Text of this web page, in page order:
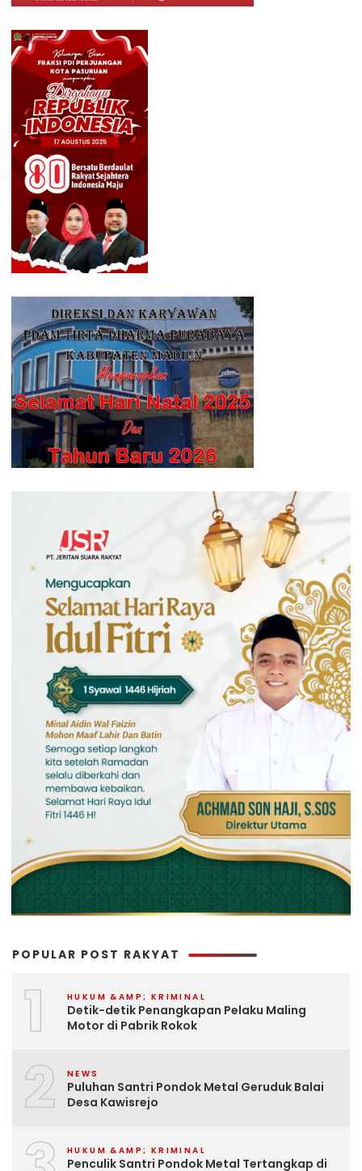
POPULAR POST RAKYAT
1 HUKUM &AMP; KRIMINAL
Detik-detik Penangkapan Pelaku Maling
Motor di Pabrik Rokok
2 NEWS
Puluhan Santri Pondok Metal Geruduk Balai
Desa Kawisrejo
HUKUM &AMP; KRIMINAL
Penculik Santri Pondok Metal Tertangkap di